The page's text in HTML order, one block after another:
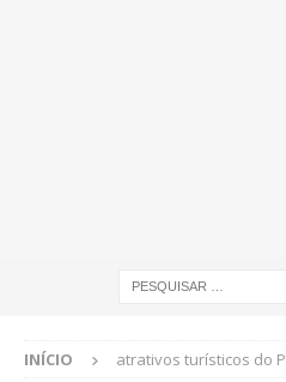
INÍCIO atrativos turísticos do